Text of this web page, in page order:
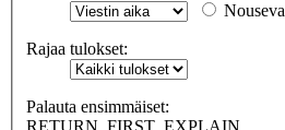
Nouseva
Rajaa tulokset:
Palauta ensimmäiset:
RETURN_FIRST_EXPLAIN